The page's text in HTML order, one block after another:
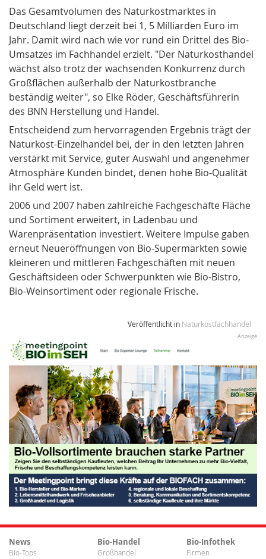
Das Gesamtvolumen des Naturkostmarktes in
Deutschland liegt derzeit bei 1, 5 Milliarden Euro im
Jahr. Damit wird nach wie vor rund ein Drittel des Bio-
Umsatzes im Fachhandel erzielt. "Der Naturkosthandel
wächst also trotz der wachsenden Konkurrenz durch
Großflächen außerhalb der Naturkostbranche
beständig weiter", so Elke Röder, Geschäftsführerin
des BNN Herstellung und Handel.
Entscheidend zum hervorragenden Ergebnis trägt der
Naturkost-Einzelhandel bei, der in den letzten Jahren
verstärkt mit Service, guter Auswahl und angenehmer
Atmosphäre Kunden bindet, denen hohe Bio-Qualität
ihr Geld wert ist.
2006 und 2007 haben zahlreiche Fachgeschäfte Fläche
und Sortiment erweitert, in Ladenbau und
Warenpräsentation investiert. Weitere Impulse gaben
erneut Neueröffnungen von Bio-Supermärkten sowie
kleineren und mittleren Fachgeschäften mit neuen
Geschäftsideen oder Schwerpunkten wie Bio-Bistro,
Bio-Weinsortiment oder regionale Frische.
Veröffentlicht in Naturkostfachhandel
Anzeige
News
Bio-Tops
Bio-Handel
Großhandel
Bio-Infothek
Firmen